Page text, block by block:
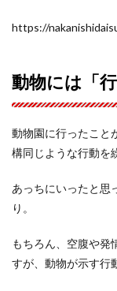
https://
動物には「
動物園に行ったこと
構同じような行動を
あっちにいったと思
り。
もちろん、空腹や発
すが、動物が示す行